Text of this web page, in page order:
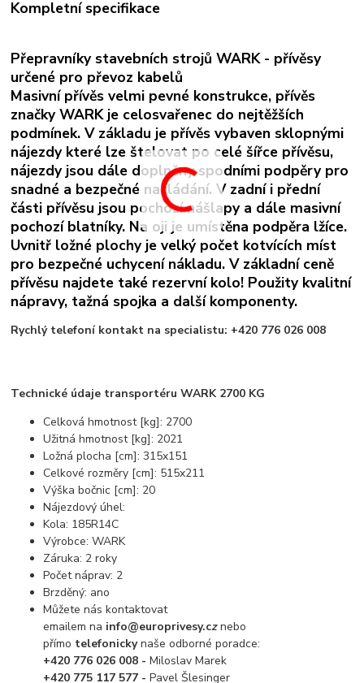
Kompletní specifikace
Přepravníky stavebních strojů WARK - přívěsy
určené pro převoz kabelů
Masivní přívěs velmi pevné konstrukce, přívěs
značky WARK je celosvařenec do nejtěžších
podmínek. V základu je přívěs vybaven sklopnými
nájezdy které lze štelovat po celé šířce přívěsu,
nájezdy jsou dále doplněny spodními podpěry pro
snadné a bezpečné nakládání. V zadní i přední
části přívěsu jsou pochozí nášlapy a dále masivní
pochozí blatníky. Na oji je umístěna podpěra lžíce.
Uvnitř ložné plochy je velký počet kotvících míst
pro bezpečné uchycení nákladu. V základní ceně
přívěsu najdete také rezervní kolo! Použity kvalitní
nápravy, tažná spojka a další komponenty.
Rychlý telefoní kontakt na specialistu: +420 776 026 008
Technické údaje transportéru WARK 2700 KG
Celková hmotnost [kg]: 2700
Užitná hmotnost [kg]: 2021
Ložná plocha [cm]: 315x151
Celkové rozměry [cm]: 515x211
Výška bočnic [cm]: 20
Nájezdový úhel:
Kola: 185R14C
Výrobce: WARK
Záruka: 2 roky
Počet náprav: 2
Brzděný: ano
Můžete nás kontaktovat
emailem na info@europrivesy.cznebo
přímo telefonickynaše odborné poradce:
+420 776 026 008 -Miloslav Marek
+420 775 117 577 -Pavel Šlesinger